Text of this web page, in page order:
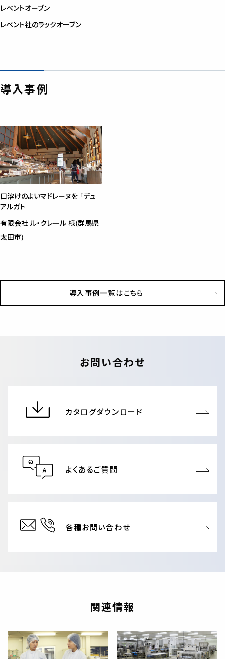
レベントオーブン
レベント社のラックオーブン
導入事例
口溶けのよいマドレーヌを 「デュ
アルガト…
有限会社 ル・クレール 様(群馬県
太田市)
導入事例一覧はこちら
お問い合わせ
カタログダウンロード
よくあるご質問
各種お問い合わせ
関連情報